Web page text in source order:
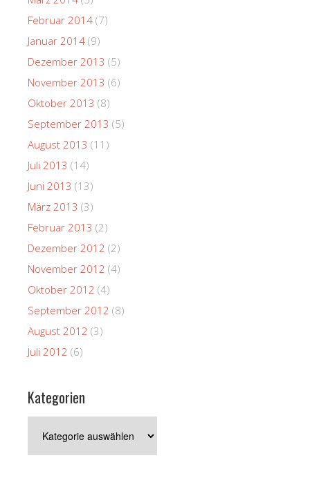
Februar 2014 (7)
Januar 2014 (9)
Dezember 2013 (5)
November 2013 (6)
Oktober 2013 (8)
September 2013 (5)
August 2013 (11)
Juli 2013 (14)
Juni 2013 (13)
März 2013 (3)
Februar 2013 (2)
Dezember 2012 (2)
November 2012 (4)
Oktober 2012 (4)
September 2012 (8)
August 2012 (3)
Juli 2012 (6)
Kategorien